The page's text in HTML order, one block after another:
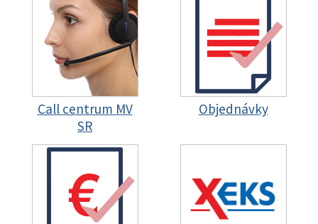
Call centrum MV
SR
Objednávky